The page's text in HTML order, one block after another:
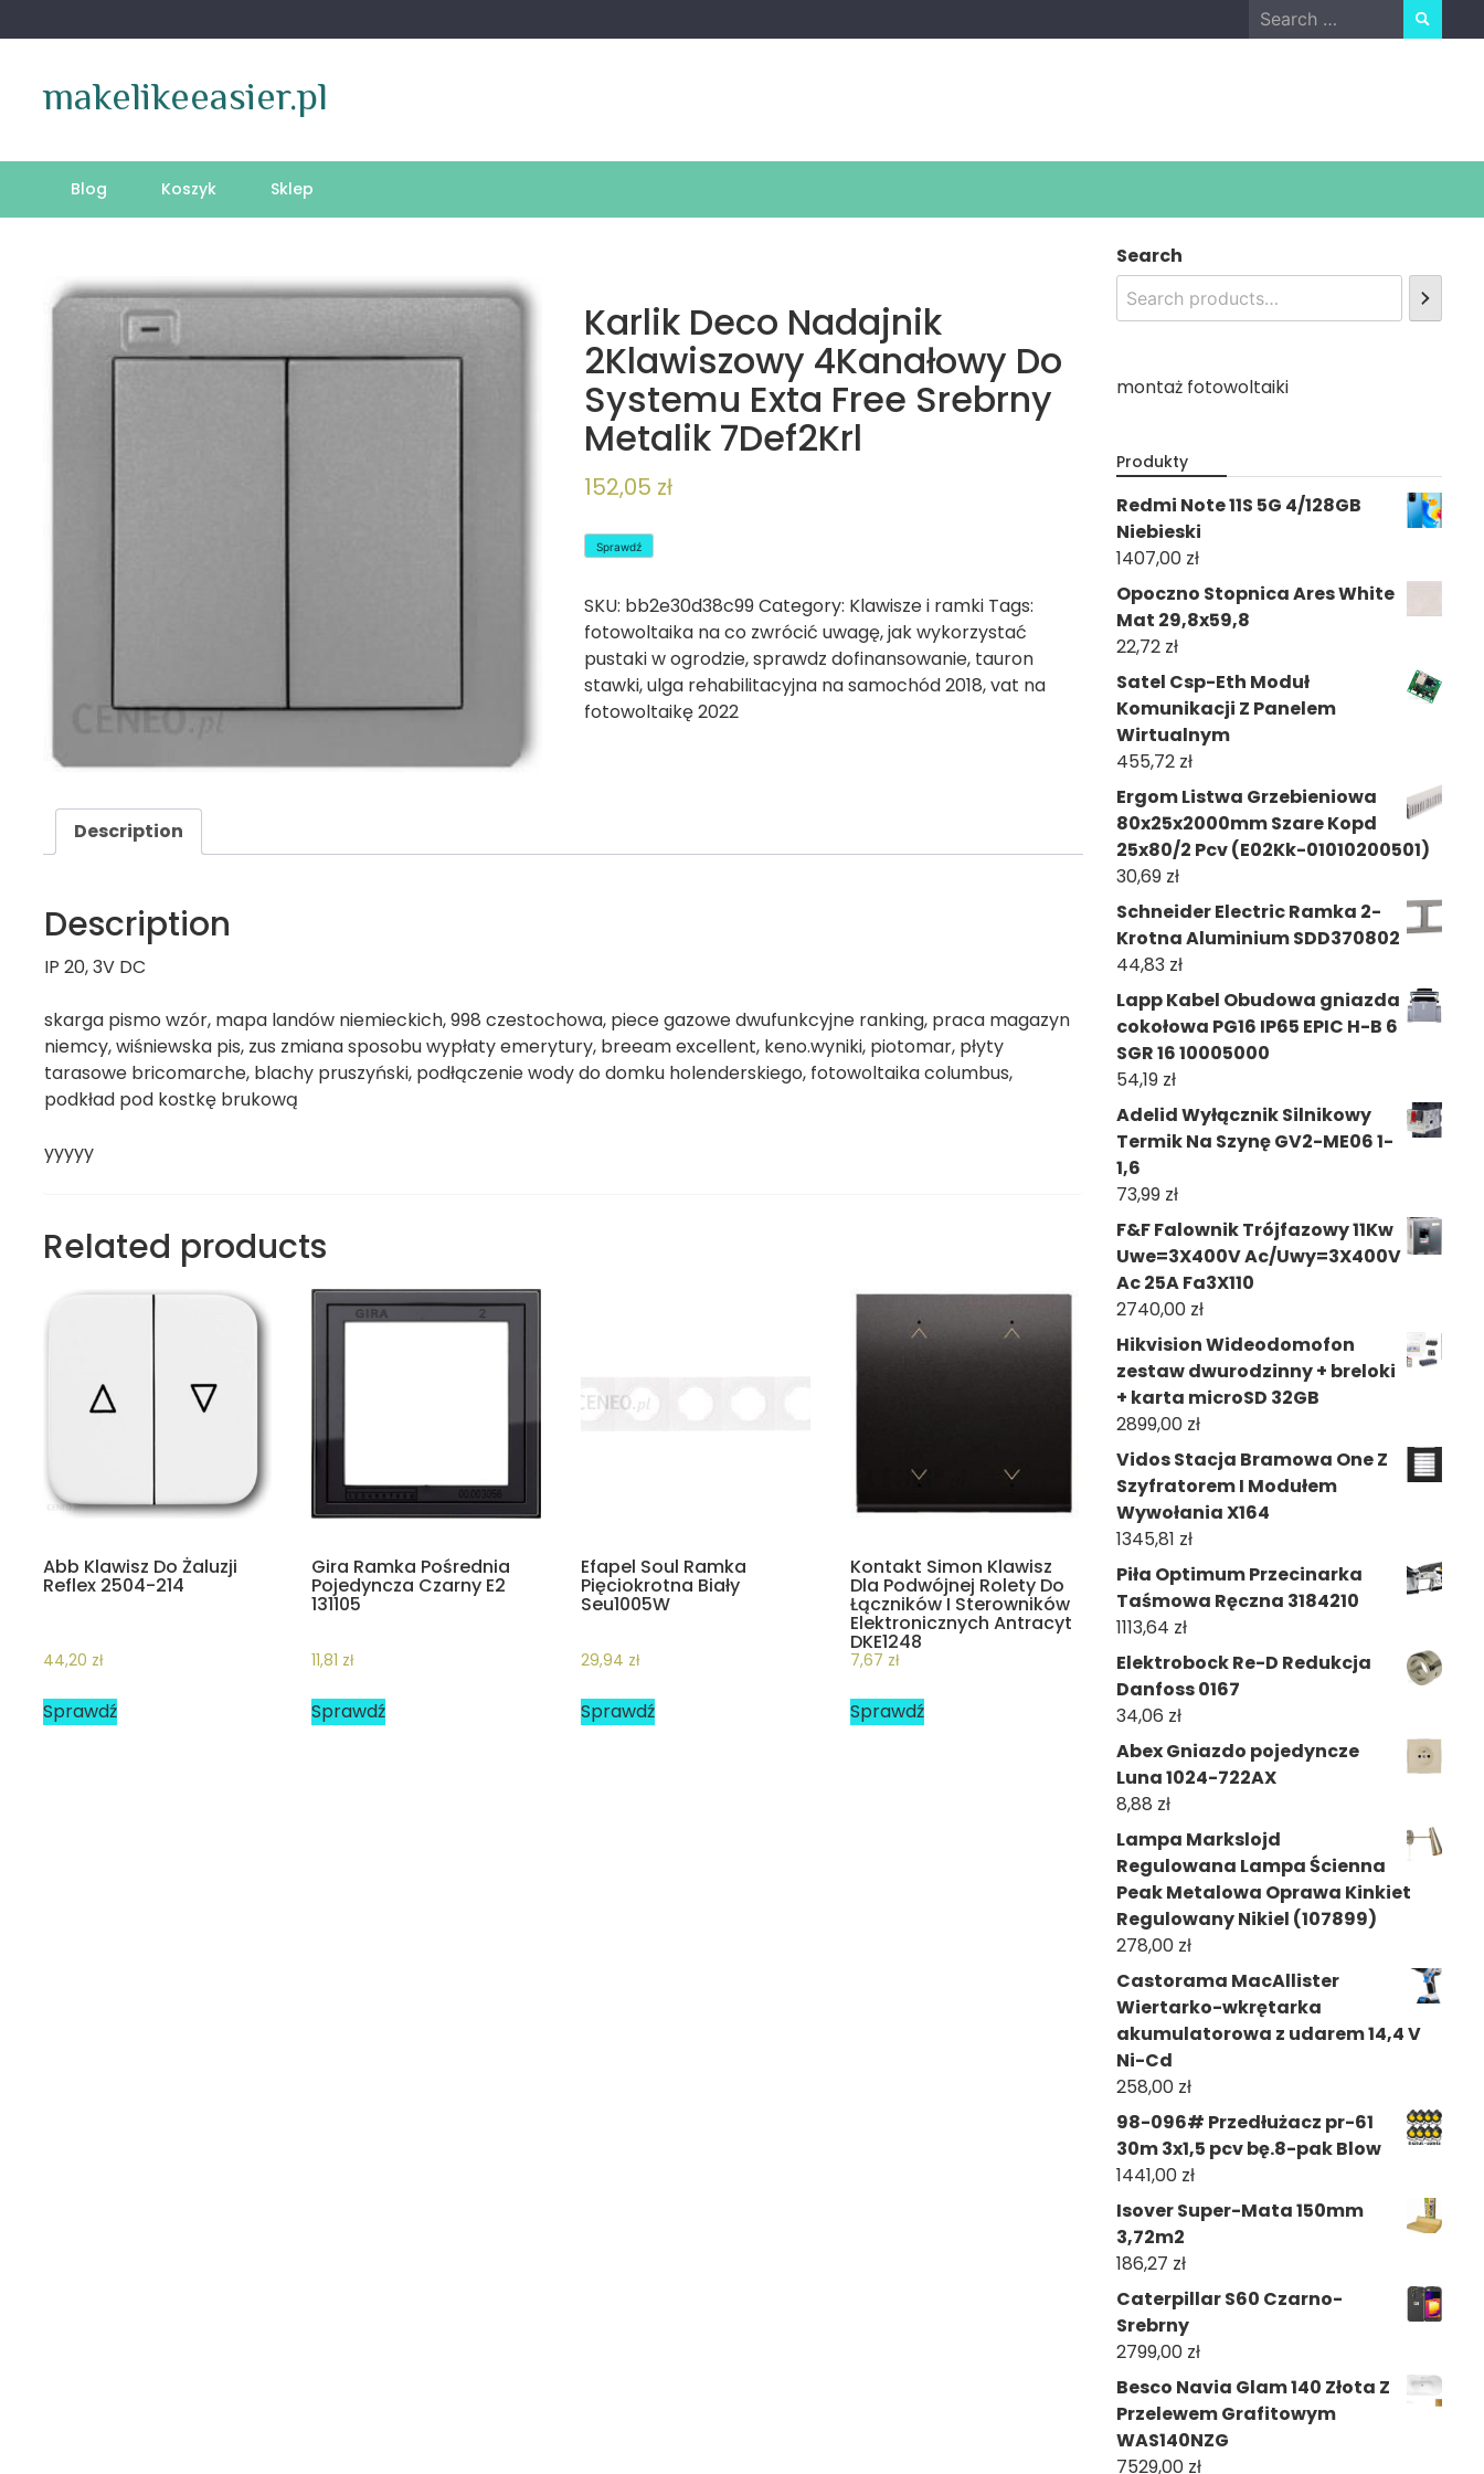
to
Search
for:
makelikeeasier.pl
Blog Koszyk Sklep
Karlik Deco Nadajnik
2Klawiszowy 4Kanałowy Do
Systemu Exta Free Srebrny
Metalik 7Def2Krl
152,05 zł
Sprawdź
SKU: bb2e30d38c99Category: Klawisze i ramki Tags:
fotowoltaika na co zwrócić uwagę,jak wykorzystać
pustaki w ogrodzie,sprawdz dofinansowanie, tauron
stawki,ulga rehabilitacyjna na samochód 2018,vat na
fotowoltaikę 2022
Description
Description
IP 20, 3V DC
skarga pismo wzór, mapa landów niemieckich, 998 czestochowa, piece gazowe dwufunkcyjne ranking, praca magazyn
niemcy, wiśniewska pis, zus zmiana sposobu wypłaty emerytury, breeam excellent, keno.wyniki, piotomar, płyty
tarasowe bricomarche, blachy pruszyński, podłączenie wody do domku holenderskiego, fotowoltaika columbus,
podkład pod kostkę brukową
yyyyy
Related products
Abb Klawisz Do Żaluzji
Reflex 2504-214
44,20 zł
Sprawdź
Gira Ramka Pośrednia
Pojedyncza Czarny E2
131105
11,81 zł
Sprawdź
Efapel Soul Ramka
Pięciokrotna Biały
Seu1005W
29,94 zł
Sprawdź
Kontakt Simon Klawisz
Dla Podwójnej Rolety Do
Łączników I Sterowników
Elektronicznych Antracyt
DKE1248
7,67 zł
Sprawdź
Search
montaż fotowoltaiki
Produkty
Redmi Note 11S 5G 4/128GB
Niebieski
1407,00 zł
Opoczno Stopnica Ares White
Mat 29,8x59,8
22,72 zł
Satel Csp-Eth Moduł
Komunikacji Z Panelem
Wirtualnym
455,72 zł
Ergom Listwa Grzebieniowa
80x25x2000mm Szare Kopd
25x80/2 Pcv (E02Kk-01010200501)
30,69 zł
Schneider Electric Ramka 2-
Krotna Aluminium SDD370802
44,83 zł
Lapp Kabel Obudowa gniazda
cokołowa PG16 IP65 EPIC H-B 6
SGR 16 10005000
54,19 zł
Adelid Wyłącznik Silnikowy
Termik Na Szynę GV2-ME06 1-
1,6
73,99 zł
F&F Falownik Trójfazowy 11Kw
Uwe=3X400V Ac/Uwy=3X400V
Ac 25A Fa3X110
2740,00 zł
Hikvision Wideodomofon
zestaw dwurodzinny + breloki
+ karta microSD 32GB
2899,00 zł
Vidos Stacja Bramowa One Z
Szyfratorem I Modułem
Wywołania X164
1345,81 zł
Piła Optimum Przecinarka
Taśmowa Ręczna 3184210
1113,64 zł
Elektrobock Re-D Redukcja
Danfoss 0167
34,06 zł
Abex Gniazdo pojedyncze
Luna 1024-722AX
8,88 zł
Lampa Markslojd
Regulowana Lampa Ścienna
Peak Metalowa Oprawa Kinkiet
Regulowany Nikiel (107899)
278,00 zł
Castorama MacAllister
Wiertarko-wkrętarka
akumulatorowa z udarem 14,4 V
Ni-Cd
258,00 zł
98-096# Przedłużacz pr-61
30m 3x1,5 pcv bę.8-pak Blow
1441,00 zł
Isover Super-Mata 150mm
3,72m2
186,27 zł
Caterpillar S60 Czarno-
Srebrny
2799,00 zł
Besco Navia Glam 140 Złota Z
Przelewem Grafitowym
WAS140NZG
7529,00 zł